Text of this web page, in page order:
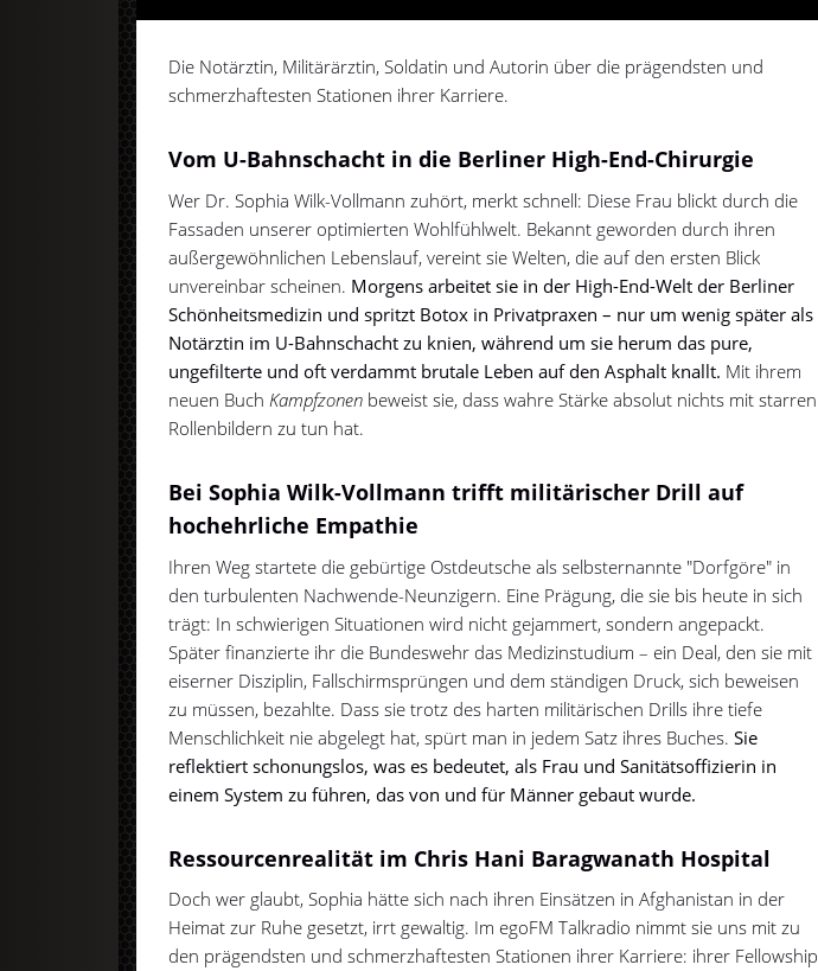
Die Notärztin, Militärärztin, Soldatin und Autorin über die prägendsten und
schmerzhaftesten Stationen ihrer Karriere.
Vom U-Bahnschacht in die Berliner High-End-Chirurgie
Wer Dr. Sophia Wilk-Vollmann zuhört, merkt schnell: Diese Frau blickt durch die
Fassaden unserer optimierten Wohlfühlwelt. Bekannt geworden durch ihren
außergewöhnlichen Lebenslauf, vereint sie Welten, die auf den ersten Blick
unvereinbar scheinen. Morgens arbeitet sie in der High-End-Welt der Berliner
Schönheitsmedizin und spritzt Botox in Privatpraxen – nur um wenig später als
Notärztin im U-Bahnschacht zu knien, während um sie herum das pure,
ungefilterte und oft verdammt brutale Leben auf den Asphalt knallt. Mit ihrem
neuen Buch Kampfzonen beweist sie, dass wahre Stärke absolut nichts mit starren
Rollenbildern zu tun hat.
Bei Sophia Wilk-Vollmann trifft militärischer Drill auf
hochehrliche Empathie
Ihren Weg startete die gebürtige Ostdeutsche als selbsternannte "Dorfgöre" in
den turbulenten Nachwende-Neunzigern. Eine Prägung, die sie bis heute in sich
trägt: In schwierigen Situationen wird nicht gejammert, sondern angepackt.
Später finanzierte ihr die Bundeswehr das Medizinstudium – ein Deal, den sie mit
eiserner Disziplin, Fallschirmsprüngen und dem ständigen Druck, sich beweisen
zu müssen, bezahlte. Dass sie trotz des harten militärischen Drills ihre tiefe
Menschlichkeit nie abgelegt hat, spürt man in jedem Satz ihres Buches.Sie
reflektiert schonungslos, was es bedeutet, als Frau und Sanitätsoffizierin in
einem System zu führen, das von und für Männer gebaut wurde.
Ressourcenrealität im Chris Hani Baragwanath Hospital
Doch wer glaubt, Sophia hätte sich nach ihren Einsätzen in Afghanistan in der
Heimat zur Ruhe gesetzt, irrt gewaltig. Im egoFM Talkradio nimmt sie uns mit zu
den prägendsten und schmerzhaftesten Stationen ihrer Karriere: ihrer Fellowship